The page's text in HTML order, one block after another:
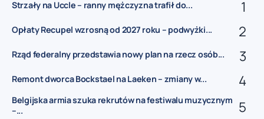
Strzały na Uccle – ranny mężczyzna trafił do...
Opłaty Recupel wzrosną od 2027 roku – podwyżki...
Rząd federalny przedstawia nowy plan na rzecz osób...
Remont dworca Bockstael na Laeken – zmiany w...
Belgijska armia szuka rekrutów na festiwalu muzycznym
–...